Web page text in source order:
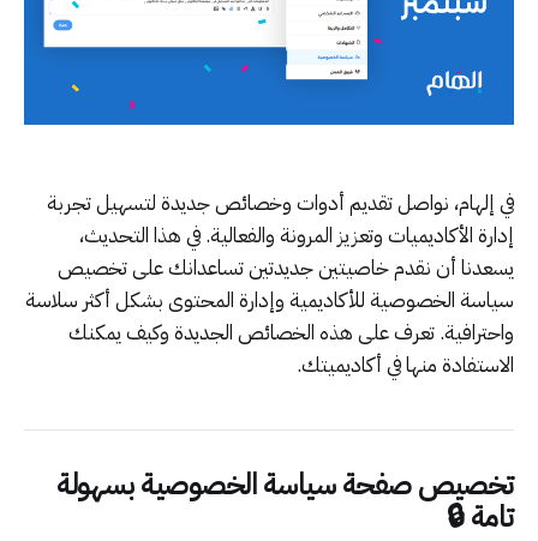
في إلهام، نواصل تقديم أدوات وخصائص جديدة لتسهيل تجربة
إدارة الأكاديميات وتعزيز المرونة والفعالية. في هذا التحديث،
يسعدنا أن نقدم خاصيتين جديدتين تساعدانك على تخصيص
سياسة الخصوصية للأكاديمية وإدارة المحتوى بشكل أكثر سلاسة
واحترافية. تعرف على هذه الخصائص الجديدة وكيف يمكنك
الاستفادة منها في أكاديميتك.
تخصيص صفحة سياسة الخصوصية بسهولة
تامة 🔒